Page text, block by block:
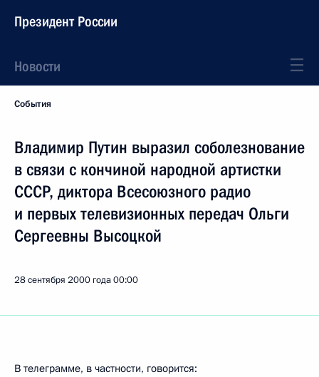
Президент России
Новости
События
Владимир Путин выразил соболезнование
в связи с кончиной народной артистки
СССР, диктора Всесоюзного радио
и первых телевизионных передач Ольги
Сергеевны Высоцкой
28 сентября 2000 года00:00
В телеграмме, в частности, говорится: